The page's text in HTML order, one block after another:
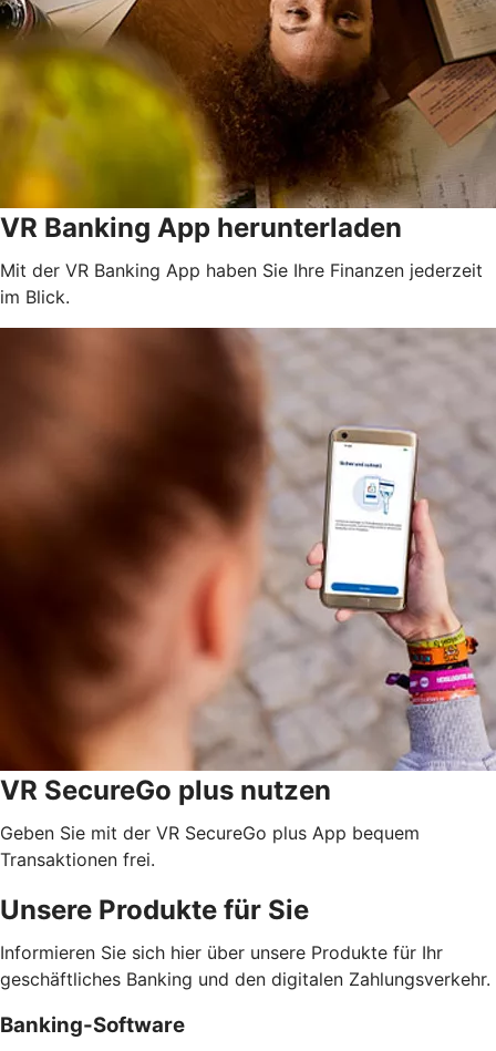
VR Banking App herunterladen
Mit der VR Banking App haben Sie Ihre Finanzen jederzeit
im Blick.
VR SecureGo plus nutzen
Geben Sie mit der VR SecureGo plus App bequem
Transaktionen frei.
Unsere Produkte für Sie
Informieren Sie sich hier über unsere Produkte für Ihr
geschäftliches Banking und den digitalen Zahlungsverkehr.
Banking-Software